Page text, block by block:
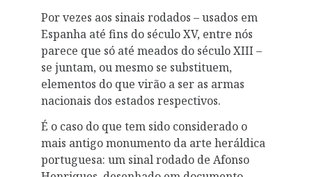
Por vezes aos sinais rodados – usados em
Espanha até fins do século XV, entre nós
parece que só até meados do século XIII –
se juntam, ou mesmo se substituem,
elementos do que virão a ser as armas
nacionais dos estados respectivos.
É o caso do que tem sido considerado o
mais antigo monumento da arte heráldica
portuguesa: um sinal rodado de Afonso